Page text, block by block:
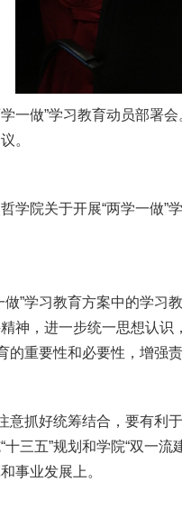
一做”学习教育动员部署
。
学院关于开展“两学一做”
”学习教育方案中的学习
神，进一步统一思想认
的重要性和必要性，增强
意抓好统筹结合，要有利
三五”规划和学院“双一
事业发展上。